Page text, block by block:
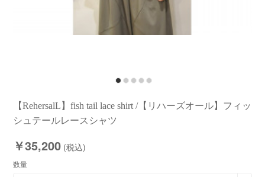
【RehersalL】fish tail lace shirt /【リハーズオール】フィッ
シュテールレースシャツ
￥35,200 (税込)
数量